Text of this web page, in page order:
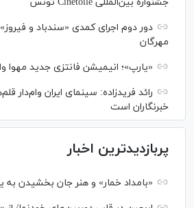
دور دوم اجرای کمدی «سندباد و
مهرگان
«یارپ»؛ انیمیشن فانتزی جدید مهوا
رائد فریدزاده: سینمای ایران وام‌دار
خبرنگاران است
پربازدیدترین اخبار
«بامداد خمار» و هنر جان بخشیدن